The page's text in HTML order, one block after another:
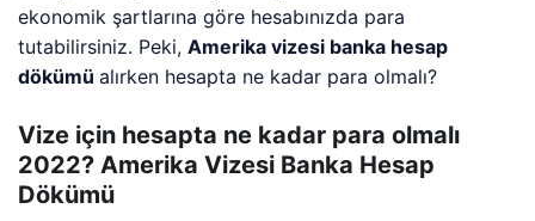
ekonomik şartlarına göre hesabınızda para
tutabilirsiniz. Peki,Amerika vizesi banka hesap
dökümüalırken hesapta ne kadar para olmalı?
Vize için hesapta ne kadar para olmalı
2022? Amerika Vizesi Banka Hesap
Dökümü